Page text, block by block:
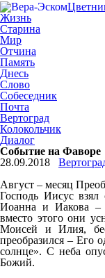
Жизнь
Старина
Мир
Отчина
Память
Днесь
Слово
Собеседник
Почта
Вертоград
Колокольчик
Диалог
Событие на Фаворе
28.09.2018
Август – месяц
Господь Иисус
Иоанна и Иакова –
вместо этого они
Моисей и Илия,
преобразился – Его
солнце». С неба
Божий.